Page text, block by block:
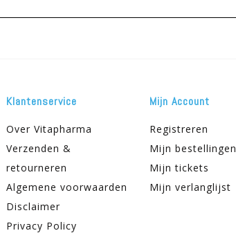
Klantenservice
Over Vitapharma
Verzenden &
retourneren
Algemene voorwaarden
Disclaimer
Privacy Policy
Mijn Account
Registreren
Mijn bestellingen
Mijn tickets
Mijn verlanglijst